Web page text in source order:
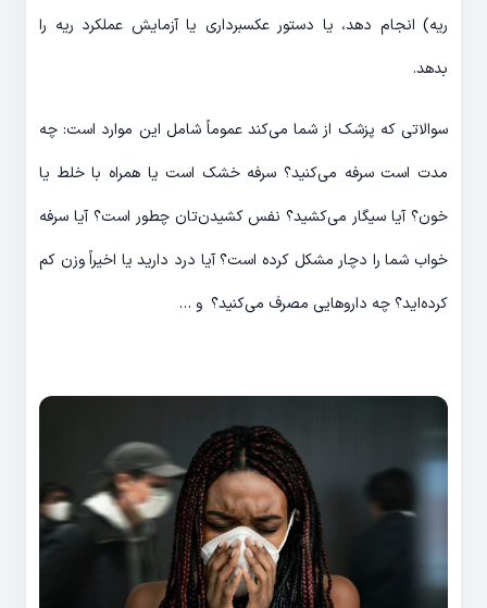
ریه) انجام دهد، یا دستور عکسبرداری یا آزمایش عملکرد ریه را
بدهد.
سوالاتی که پزشک از شما می‌کند عموماً شامل این موارد است: چه
مدت است سرفه می‌کنید؟ سرفه خشک است یا همراه با خلط یا
خون؟ آیا سیگار می‌کشید؟ نفس کشیدن‌تان چطور است؟ آیا سرفه
خواب شما را دچار مشکل کرده است؟ آیا درد دارید یا اخیراً وزن کم
کرده‌اید؟ چه داروهایی مصرف می‌کنید؟ و …